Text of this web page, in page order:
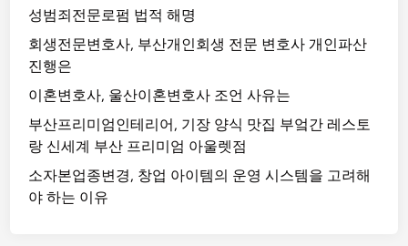
성범죄전문로펌 법적 해명
회생전문변호사, 부산개인회생 전문 변호사 개인파산
진행은
이혼변호사, 울산이혼변호사 조언 사유는
부산프리미엄인테리어, 기장 양식 맛집 부엌간 레스토
랑 신세계 부산 프리미엄 아울렛점
소자본업종변경, 창업 아이템의 운영 시스템을 고려해
야 하는 이유